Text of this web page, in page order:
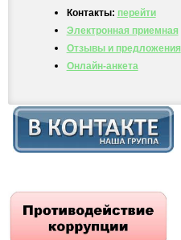
Контакты: перейти
Электронная приемная
Отзывы и предложения
Онлайн-анкета